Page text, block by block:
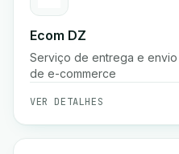
Ecom DZ
Serviço de entrega e
de e-commerce
VER DETALHES